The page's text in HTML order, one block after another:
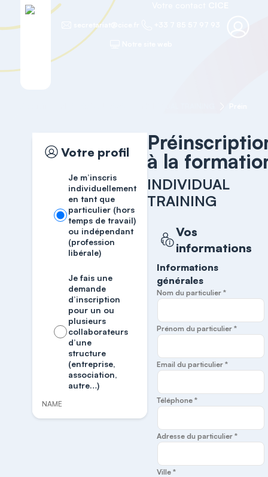
secretariat@cice.fr
Votre profil
Je m’inscris
individuellement
en tant que
particulier (hors
temps de travail)
ou indépendant
(profession
libérale)
Je fais une
demande
d’inscription
pour un ou
plusieurs
collaborateurs
d’une
structure
(entreprise,
association,
autre…)
NAME
à la
INDIVIDUAL
TRAINING
Vos
informations
Informations
générales
Nom du particulier *
Prénom du particulier *
Email du particulier *
Téléphone *
Adresse du particulier *
Ville *